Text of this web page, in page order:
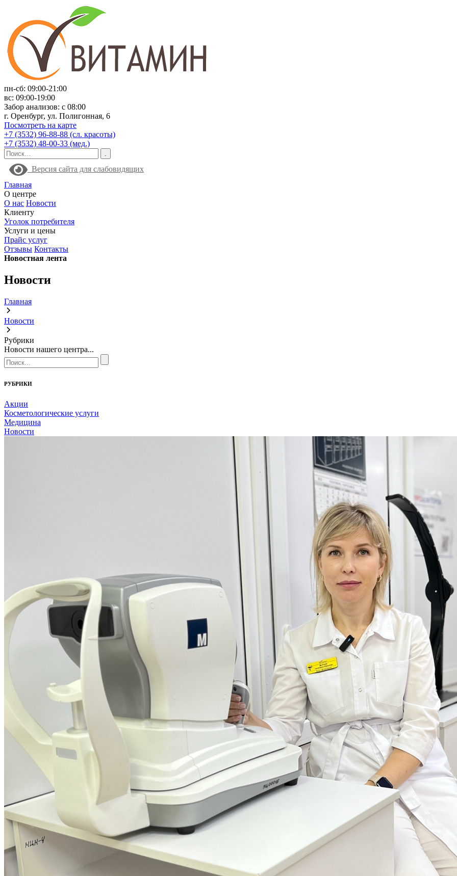
пн-сб: 09:00-21:00
вс: 09:00-19:00
Забор анализов: с 08:00
г. Оренбург, ул. Полигонная, 6
Посмотреть на карте
+7 (3532) 96-88-88 (сл. красоты)
+7 (3532) 48-00-33 (мед.)
Версия сайта для слабовидящих
Главная
О центре
О нас Новости
Клиенту
Уголок потребителя
Услуги и цены
Прайс услуг
Отзывы Контакты
Новостная лента
Новости
Главная
Новости
Рубрики
Новости нашего центра...
РУБРИКИ
Акции
Косметологические услуги
Медицина
Новости